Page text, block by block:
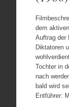
dem
Auftrag der
Diktatoren
Tochter in
nach
bald wird
Entführer: